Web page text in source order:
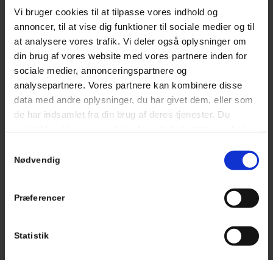
Vi bruger cookies til at tilpasse vores indhold og
annoncer, til at vise dig funktioner til sociale medier og til
at analysere vores trafik. Vi deler også oplysninger om
din brug af vores website med vores partnere inden for
sociale medier, annonceringspartnere og
analysepartnere. Vores partnere kan kombinere disse
data med andre oplysninger, du har givet dem, eller som
de har indsamlet fra din brug af deres tjenester. Du
Nødvendig
Præferencer
Statistik
KONTAKT OS
til dig og kommer med et uforpligtende tilbud på